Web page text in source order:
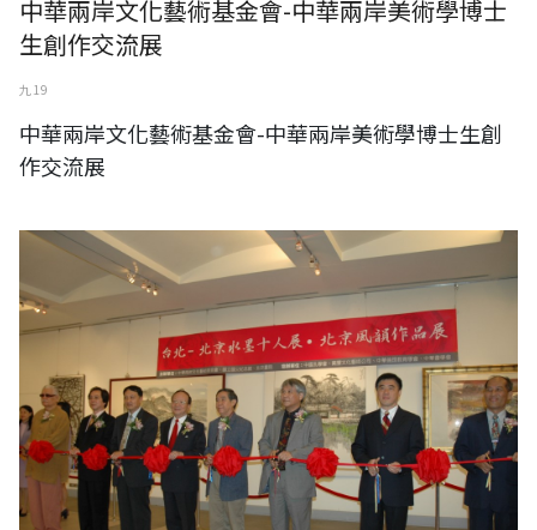
中華兩岸文化藝術基金會-中華兩岸美術學博士
生創作交流展
九 19
中華兩岸文化藝術基金會-中華兩岸美術學博士生創
作交流展
中華兩岸文化藝術基金會-台北北京水墨十人展 北京風韻作品展